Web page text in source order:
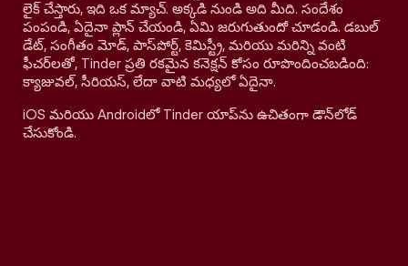
లైక్ చేస్తారు, ఇది ఒక మ్యాచ్. అక్కడి నుండి అది మీది. సందేశం
పంపండి, ఏదైనా ప్లాన్ చేయండి, ఏమి జరుగుతుందో చూడండి. డబుల్
డేట్, సంగీతం మోడ్, పాస్‌పోర్ట్, కెమిస్ట్రీ, మరియు మరిన్ని వంటి
ఫీచర్‌లతో, Tinder ప్రతి రకమైన కనెక్షన్ కోసం రూపొందించబడింది:
క్యాజువల్, సీరియస్, లేదా వాటి మధ్యలో ఏదైనా.
iOS మరియు Androidలో Tinder యాప్‌ను ఉచితంగా డౌన్‌లోడ్
చేసుకోండి.